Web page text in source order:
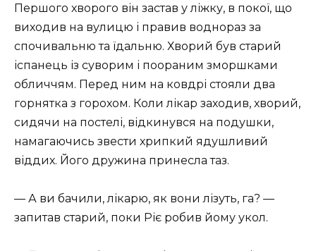
Першого хворого він застав у ліжку, в покої, що
виходив на вулицю і правив воднораз за
спочивальню та їдальню. Хворий був старий
іспанець із суворим і поораним зморшками
обличчям. Перед ним на ковдрі стояли два
горнятка з горохом. Коли лікар заходив, хворий,
сидячи на постелі, відкинувся на подушки,
намагаючись звести хрипкий ядушливий
віддих. Його дружина принесла таз.
— А ви бачили, лікарю, як вони лізуть, га? —
запитав старий, поки Ріє робив йому укол.